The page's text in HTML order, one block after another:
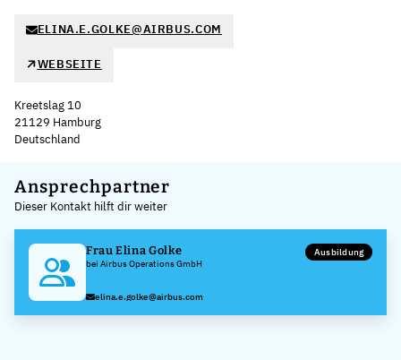
ELINA.E.GOLKE@AIRBUS.COM
WEBSEITE
Kreetslag 10
21129 Hamburg
Deutschland
+
−
Ansprechpartner
Dieser Kontakt hilft dir weiter
Frau Elina Golke
bei Airbus Operations GmbH
Ausbildung
elina.e.golke@airbus.com